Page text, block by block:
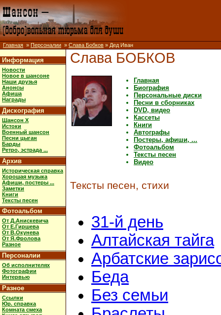
Главная » Персоналии » Слава Бобков » Дед Иван
Информация
Новости
Новое в шансоне
Наши друзья
Анонсы
Афиша
Награды
Дискография
Шансон X
Истоки
Военный шансон
Песни цыган
Барды
Ретро, эстрада ...
Архив
Историческая справка
Хорошая музыка
Афиши, постеры ...
Заметки
Книги
Тексты песен
Фотоальбом
От Д.Анискевича
От Е.Гиршева
От В.Окунева
От Я.Фролова
Разное
Персоналии
Об исполнителях
Фотографии
Интервью
Разное
Ссылки
Юр. справка
Комната смеха
Слава БОБКОВ
Главная
Биография
Персональные диски
Песни в сборниках
DVD, видео
Кассеты
Книги
Автографы
Постеры, афиши, ...
Фотоальбом
Тексты песен
Видео
Тексты песен, стихи
31-й день
Алтайская тайга
Арбатские
Беда
Без семьи